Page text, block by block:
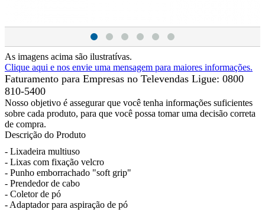
As imagens acima são ilustratívas.
Clique aqui e nos envie uma mensagem para maiores informações.
Faturamento para Empresas no Televendas Ligue: 0800
810-5400
Nosso objetivo é assegurar que você tenha informações suficientes
sobre cada produto, para que você possa tomar uma decisão correta
de compra.
Descrição do Produto
- Lixadeira multiuso
- Lixas com fixação velcro
- Punho emborrachado "soft grip"
- Prendedor de cabo
- Coletor de pó
- Adaptador para aspiração de pó